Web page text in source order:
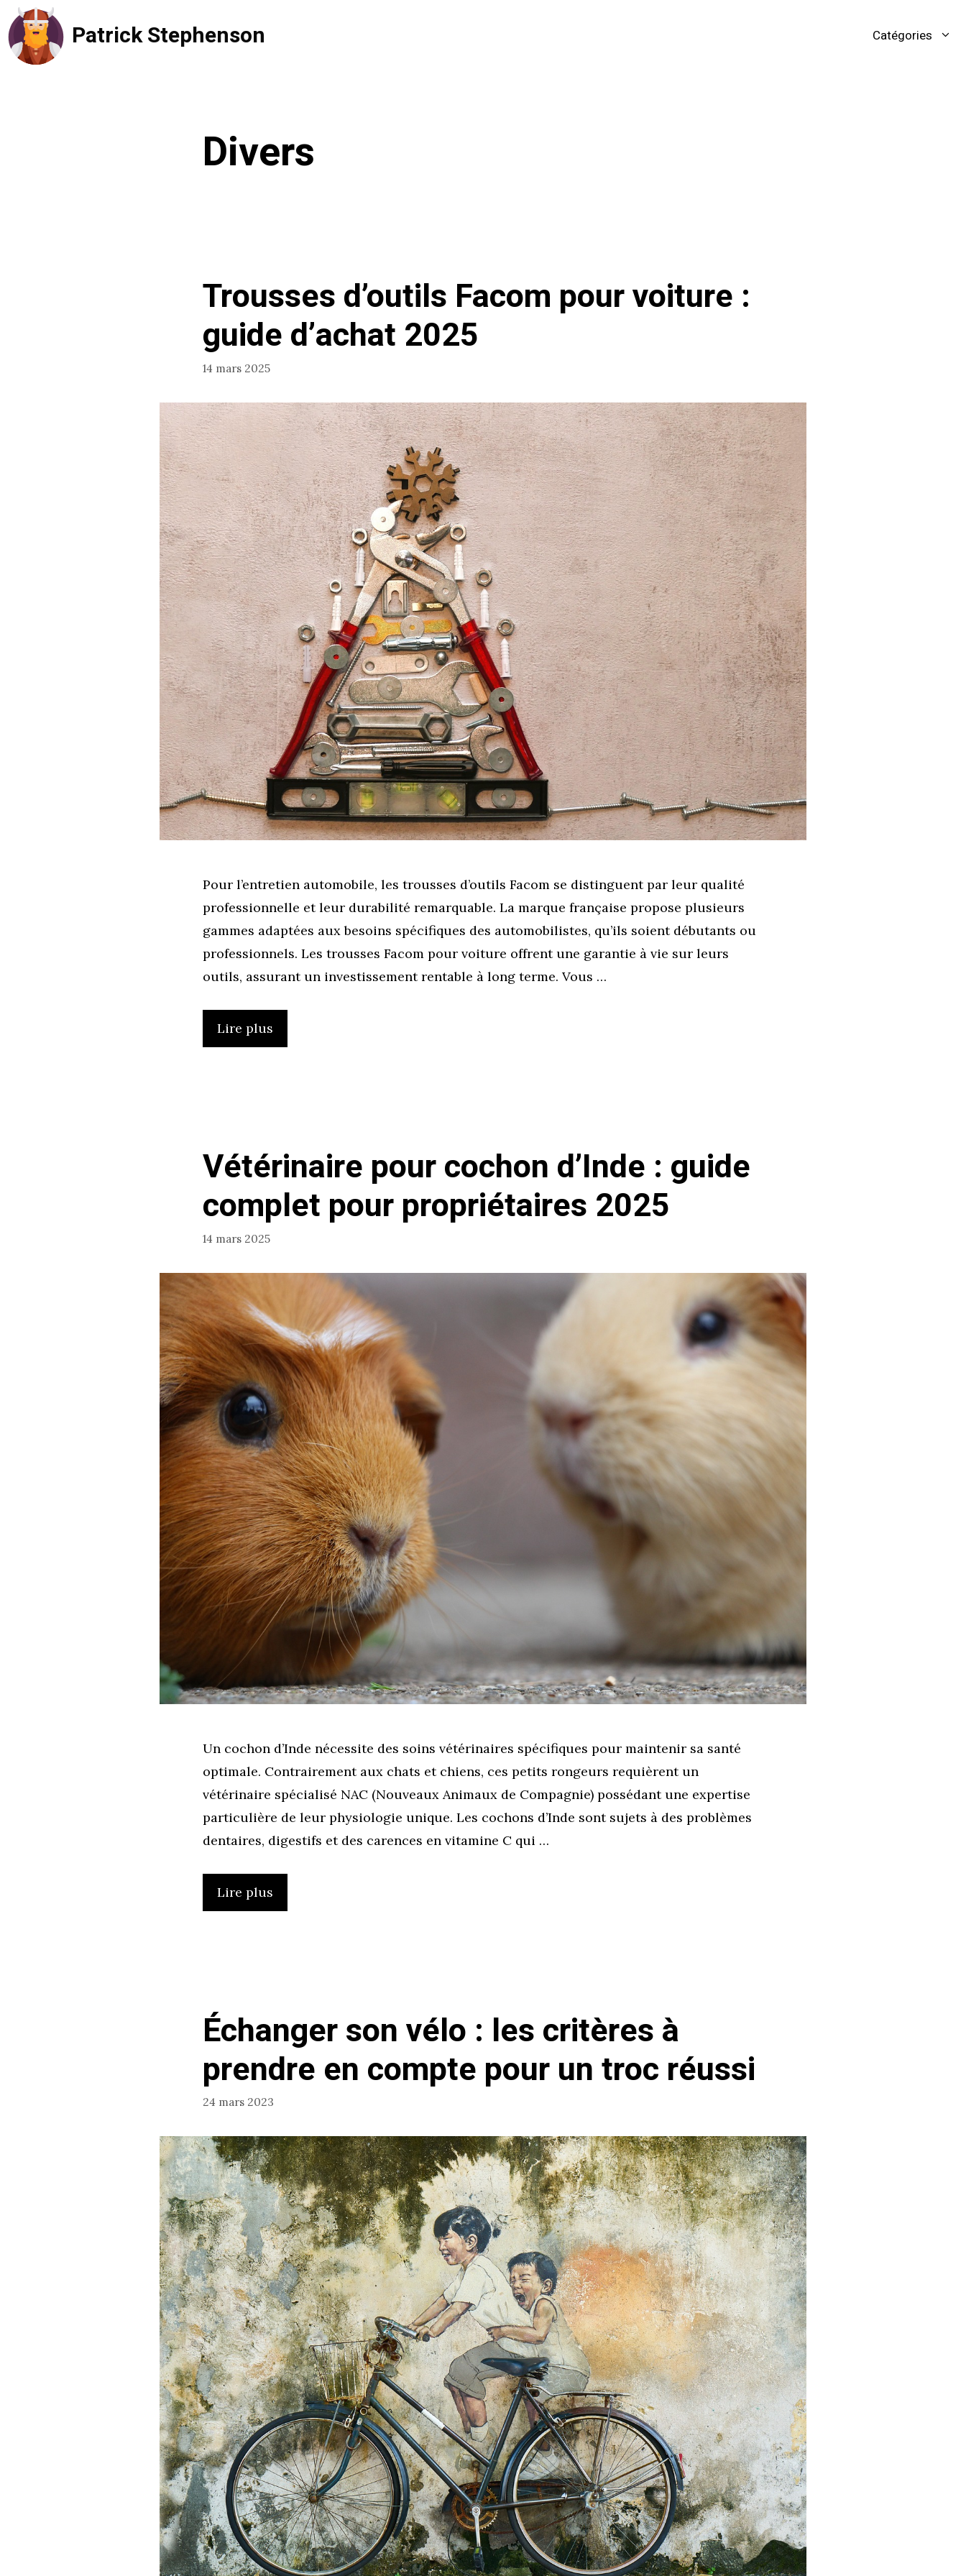
Aller
au
contenu
Patrick Stephenson Catégories
Divers
Trousses d’outils Facom pour voiture :
guide d’achat 2025
14 mars 2025
Pour l’entretien automobile, les trousses d’outils Facom se distinguent par leur qualité
professionnelle et leur durabilité remarquable. La marque française propose plusieurs
gammes adaptées aux besoins spécifiques des automobilistes, qu’ils soient débutants ou
professionnels. Les trousses Facom pour voiture offrent une garantie à vie sur leurs
outils, assurant un investissement rentable à long terme. Vous …
Lire plus
Vétérinaire pour cochon d’Inde : guide
complet pour propriétaires 2025
14 mars 2025
Un cochon d’Inde nécessite des soins vétérinaires spécifiques pour maintenir sa santé
optimale. Contrairement aux chats et chiens, ces petits rongeurs requièrent un
vétérinaire spécialisé NAC (Nouveaux Animaux de Compagnie) possédant une expertise
particulière de leur physiologie unique. Les cochons d’Inde sont sujets à des problèmes
dentaires, digestifs et des carences en vitamine C qui …
Lire plus
Échanger son vélo : les critères à
prendre en compte pour un troc réussi
24 mars 2023